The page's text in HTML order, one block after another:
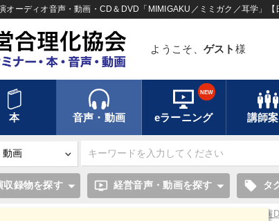
オーディオ音声・動画・CD＆DVD「MIMIGAKU／ミミガク／耳学」【
ようこそ、 ゲスト 様
本 音声・動画 eラーニング
NEW
講師
収録物を探す ondemand_video 経営音声・動画を探す local_offer タ
MIMIGAKU／ミミガク／耳学】全国経営者セミナー講演CD・講演